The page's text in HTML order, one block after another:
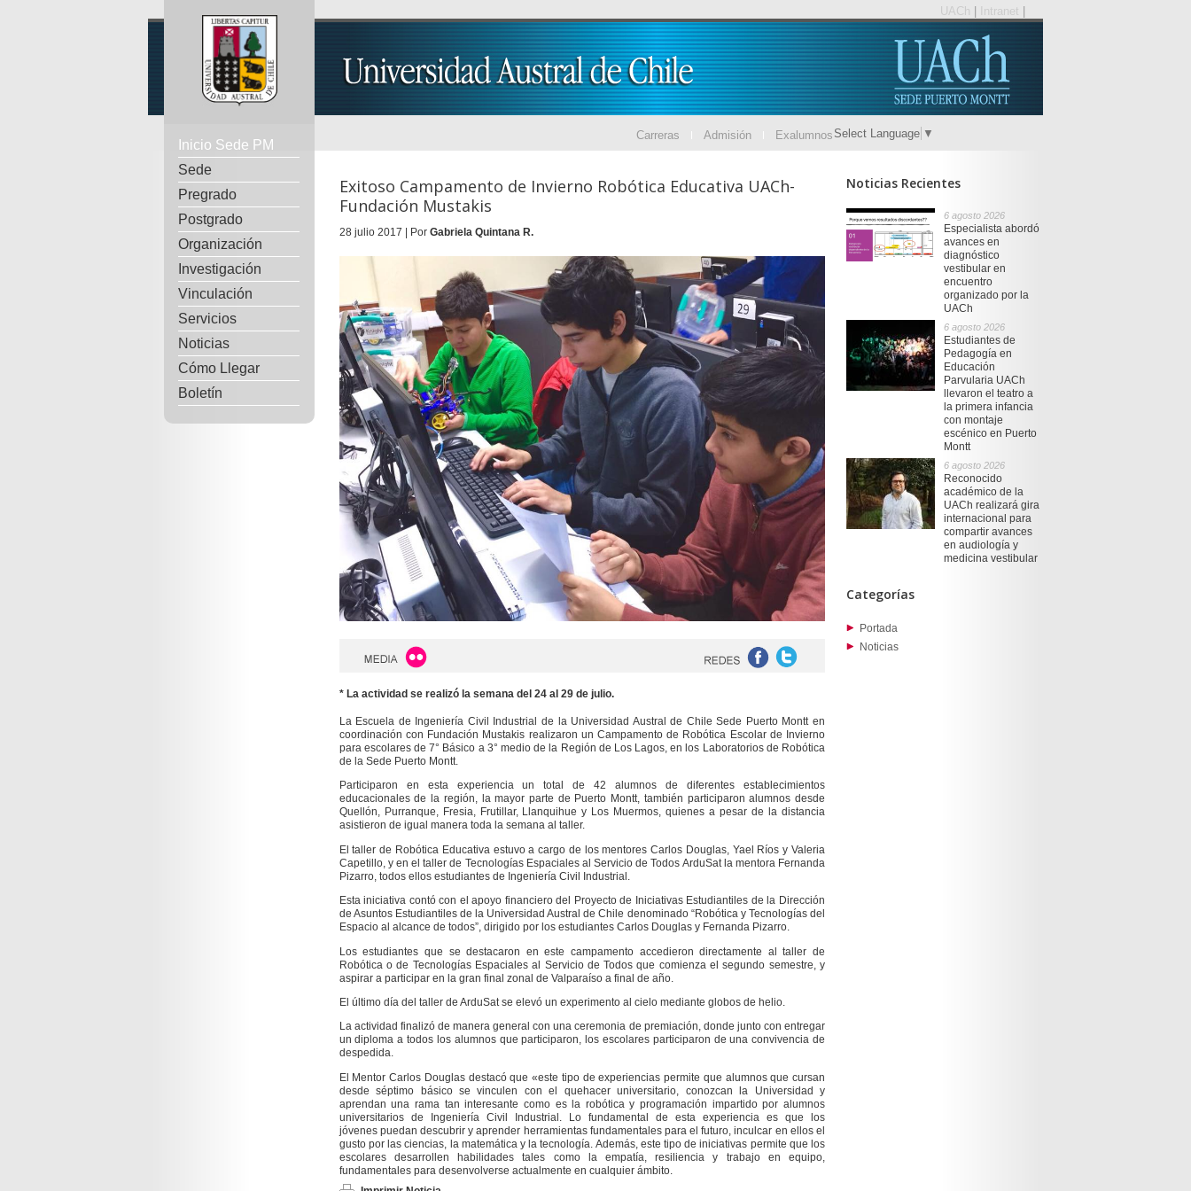
UACh Intranet
Inicio Sede PM
Sede
Pregrado
Postgrado
Organización
Investigación
Vinculación
Servicios
Noticias
Cómo Llegar
Boletín
Carreras Admisión Exalumnos Select Language ▼
Exitoso Campamento de Invierno Robótica Educativa UACh-
Fundación Mustakis
28 julio 2017 | Por Gabriela Quintana R.
* La actividad se realizó la semana del 24 al 29 de julio.
La Escuela de Ingeniería Civil Industrial de la Universidad Austral de Chile Sede Puerto Montt en
coordinación con Fundación Mustakis realizaron un Campamento de Robótica Escolar de Invierno
para escolares de 7° Básico a 3° medio de la Región de Los Lagos, en los Laboratorios de Robótica
de la Sede Puerto Montt.
Participaron en esta experiencia un total de 42 alumnos de diferentes establecimientos
educacionales de la región, la mayor parte de Puerto Montt, también participaron alumnos desde
Quellón, Purranque, Fresia, Frutillar, Llanquihue y Los Muermos, quienes a pesar de la distancia
asistieron de igual manera toda la semana al taller.
El taller de Robótica Educativa estuvo a cargo de los mentores Carlos Douglas, Yael Ríos y Valeria
Capetillo, y en el taller de Tecnologías Espaciales al Servicio de Todos ArduSat la mentora Fernanda
Pizarro, todos ellos estudiantes de Ingeniería Civil Industrial.
Esta iniciativa contó con el apoyo financiero del Proyecto de Iniciativas Estudiantiles de la Dirección
de Asuntos Estudiantiles de la Universidad Austral de Chile denominado “Robótica y Tecnologías del
Espacio al alcance de todos”, dirigido por los estudiantes Carlos Douglas y Fernanda Pizarro.
Los estudiantes que se destacaron en este campamento accedieron directamente al taller de
Robótica o de Tecnologías Espaciales al Servicio de Todos que comienza el segundo semestre, y
aspirar a participar en la gran final zonal de Valparaíso a final de año.
El último día del taller de ArduSat se elevó un experimento al cielo mediante globos de helio.
La actividad finalizó de manera general con una ceremonia de premiación, donde junto con entregar
un diploma a todos los alumnos que participaron, los escolares participaron de una convivencia de
despedida.
El Mentor Carlos Douglas destacó que «este tipo de experiencias permite que alumnos que cursan
desde séptimo básico se vinculen con el quehacer universitario, conozcan la Universidad y
aprendan una rama tan interesante como es la robótica y programación impartido por alumnos
universitarios de Ingeniería Civil Industrial. Lo fundamental de esta experiencia es que los
jóvenes puedan descubrir y aprender herramientas fundamentales para el futuro, inculcar en ellos el
gusto por las ciencias, la matemática y la tecnología. Además, este tipo de iniciativas permite que los
escolares desarrollen habilidades tales como la empatía, resiliencia y trabajo en equipo,
fundamentales para desenvolverse actualmente en cualquier ámbito.
Noticias Recientes
6 agosto 2026
Especialista abordó
avances en
diagnóstico
vestibular en
encuentro
organizado por la
UACh
6 agosto 2026
Estudiantes de
Pedagogía en
Educación
Parvularia UACh
llevaron el teatro a
la primera infancia
con montaje
escénico en Puerto
Montt
6 agosto 2026
Reconocido
académico de la
UACh realizará gira
internacional para
compartir avances
en audiología y
medicina vestibular
Categorías
Portada
Noticias